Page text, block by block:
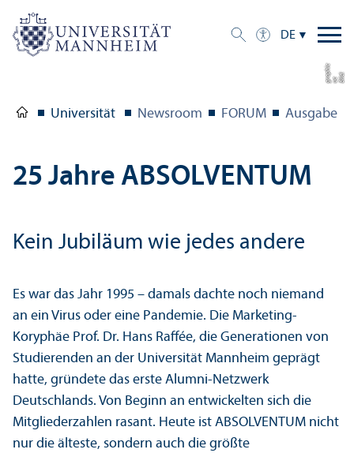
DE
Bil d:
u
c g
r a
p
hi
c
Universität Newsroom FORUM Ausgabe 1/
25 Jahre ABSOLVENTUM
Kein Jubiläum wie jedes andere
Es war das Jahr 1995 – damals dachte noch niemand
an ein Virus oder eine Pandemie. Die Marketing-
Koryphäe Prof. Dr. Hans Raffée, die Generationen von
Studierenden an der Universität Mannheim geprägt
hatte, gründete das erste Alumni-Netzwerk
Deutschlands. Von Beginn an entwickelten sich die
Mitgliederzahlen rasant. Heute ist ABSOLVENTUM nicht
nur die älteste, sondern auch die größte